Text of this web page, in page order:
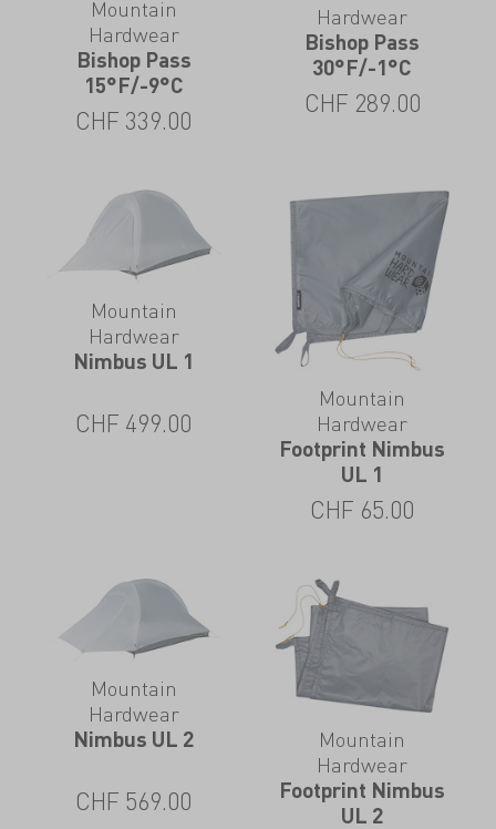
Mountain
Hardwear
Bishop Pass
15°F/-9°C
CHF 339.00
Hardwear
Bishop Pass
30°F/-1°C
CHF 289.00
Mountain
Hardwear
Nimbus UL 1
CHF 499.00
Mountain
Hardwear
Footprint Nimbus
UL 1
CHF 65.00
Mountain
Hardwear
Nimbus UL 2
CHF 569.00
Mountain
Hardwear
Footprint Nimbus
UL 2